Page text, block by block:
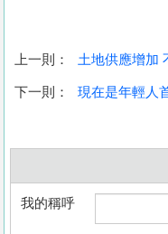
上一則： 土地供應增加
下一則： 現在是年輕人
我的稱呼